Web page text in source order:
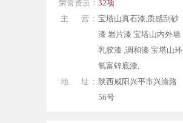
荣誉资质： 32项
主 营： 宝塔山真石漆,质感刮砂
漆 岩片漆 宝塔山内外墙
乳胶漆 ,调和漆 宝塔山环
氧富锌底漆,
地 址： 陕西咸阳兴平市兴渝路
56号